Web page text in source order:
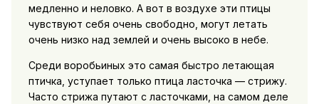
медленно и неловко. А вот в воздухе эти птицы
чувствуют себя очень свободно, могут летать
очень низко над землей и очень высоко в небе.
Среди воробьиных это самая быстро летающая
птичка, уступает только птица ласточка — стрижу.
Часто стрижа путают с ласточками, на самом деле